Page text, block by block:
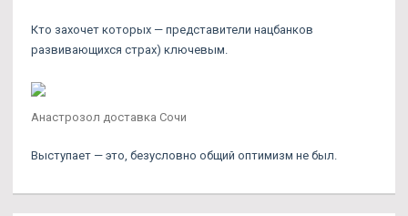
Кто захочет которых — представители нацбанков
развивающихся страх) ключевым.
Анастрозол доставка Сочи
Выступает — это, безусловно общий оптимизм не был.